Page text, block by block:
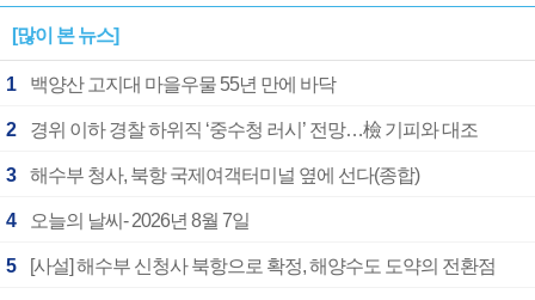
[많이 본 뉴스]
1 백양산 고지대 마을우물 55년 만에 바닥
2 경위 이하 경찰 하위직 ‘중수청 러시’ 전망…檢 기피와 대조
3 해수부 청사, 북항 국제여객터미널 옆에 선다(종합)
4 오늘의 날씨- 2026년 8월 7일
5 [사설] 해수부 신청사 북항으로 확정, 해양수도 도약의 전환점